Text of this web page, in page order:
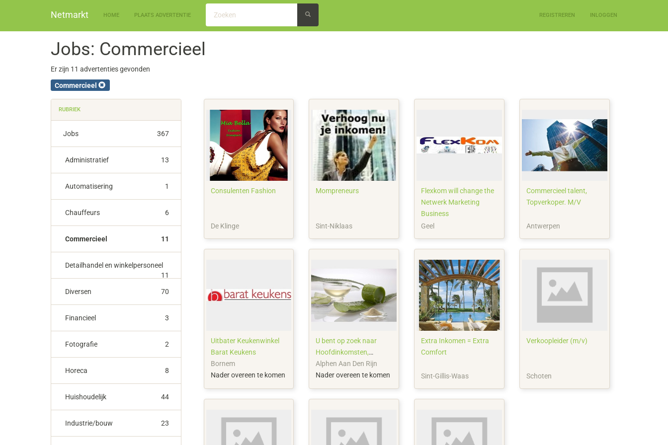
Netmarkt HOME PLAATS ADVERTENTIE REGISTREREN INLOGGEN
Jobs: Commercieel
Er zijn 11 advertenties gevonden
Commercieel
RUBRIEK
Jobs 367
Administratief 13
Automatisering 1
Chauffeurs 6
Commercieel 11
Detailhandel en winkelpersoneel
11
Diversen 70
Financieel 3
Fotografie 2
Horeca 8
Huishoudelijk 44
Industrie/bouw 23
Consulenten Fashion
De Klinge
Mompreneurs
Sint-Niklaas
Flexkom will change the
Netwerk Marketing
Business
Geel
Commercieel talent,
Topverkoper. M/V
Antwerpen
Uitbater Keukenwinkel
Barat Keukens
Bornem
Nader overeen te komen
U bent op zoek naar
Hoofdinkomsten,
parttime?
Alphen Aan Den Rijn
Nader overeen te komen
Extra Inkomen = Extra
Comfort
Sint-Gillis-Waas
Verkoopleider (m/v)
Schoten